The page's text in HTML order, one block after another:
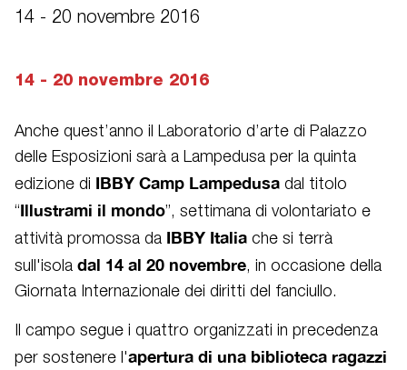
14 - 20 novembre 2016
14 - 20 novembre 2016
Anche quest’anno il Laboratorio d’arte di Palazzo
delle Esposizioni sarà a Lampedusa per la quinta
edizione di IBBY Camp Lampedusa dal titolo
“Illustrami il mondo”, settimana di volontariato e
attività promossa da IBBY Italia che si terrà
sull'isola dal 14 al 20 novembre, in occasione della
Giornata Internazionale dei diritti del fanciullo.
Il campo segue i quattro organizzati in precedenza
per sostenere l'apertura di una biblioteca ragazzi